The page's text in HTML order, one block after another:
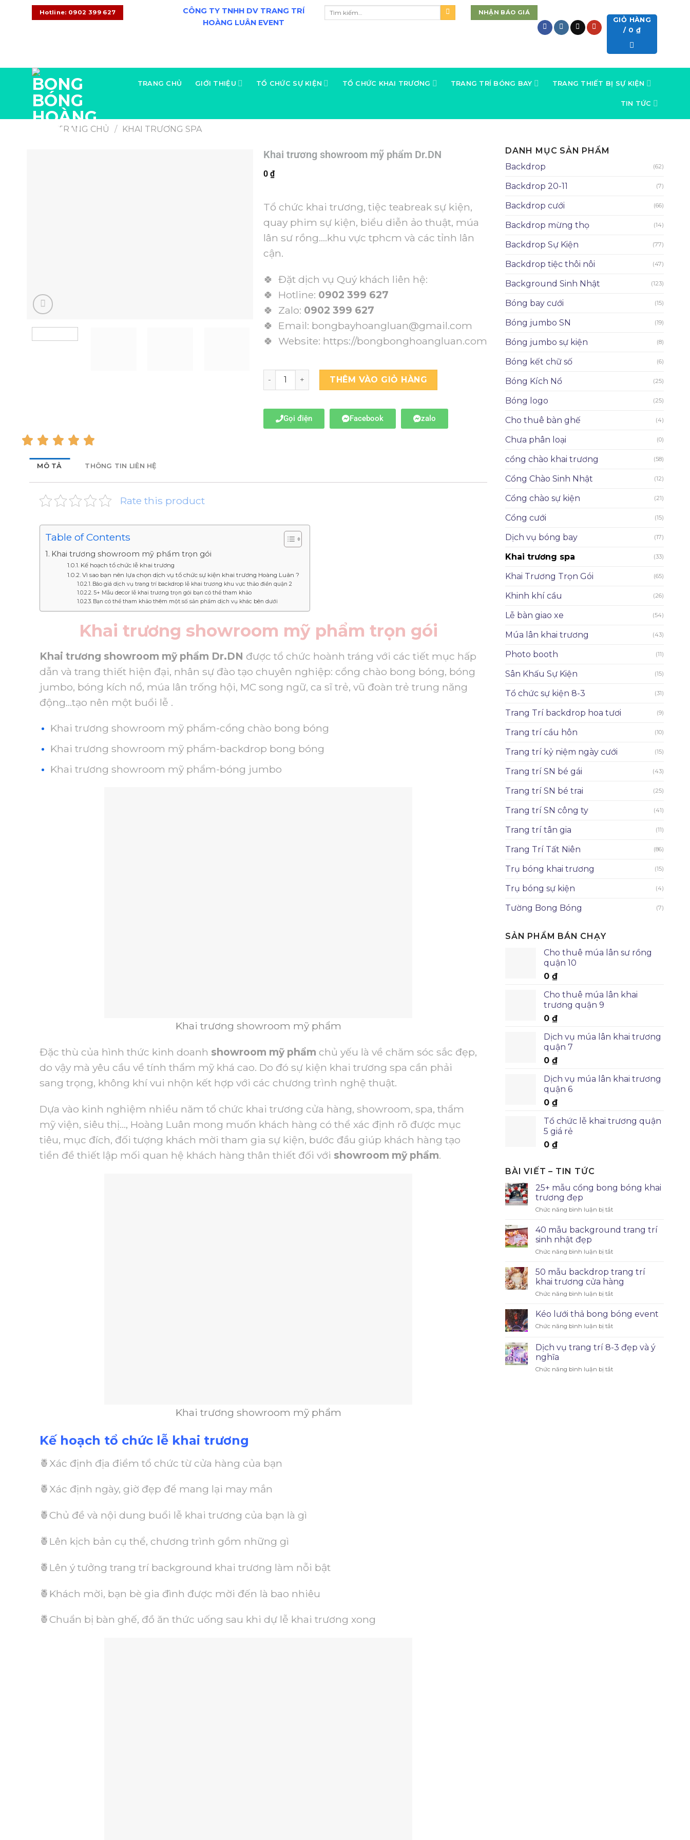
Hotline: 0902 399 627
CÔNG TY TNHH DV TRANG TRÍ
HOÀNG LUÂN EVENT
NHẬN BÁO GIÁ
GIỎ HÀNG
/ 0 ₫
TRANG CHỦ GIỚI THIỆU TỔ CHỨC SỰ KIỆN TỔ CHỨC KHAI TRƯƠNG TRANG TRÍ BÓNG BAY TRANG THIẾT BỊ SỰ KIỆN
TIN TỨC
TRANG CHỦ / KHAI TRƯƠNG SPA
Khai trương showroom mỹ phẩm Dr.DN
0 ₫
Tổ chức khai trương, tiệc teabreak sự kiện,
quay phim sự kiện, biểu diễn ảo thuật, múa
lân sư rồng….khu vực tphcm và các tỉnh lân
cận.
🍀 Đặt dịch vụ Quý khách liên hệ:
🍀 Hotline: 0902 399 627
🍀 Zalo: 0902 399 627
🍀 Email: bongbayhoangluan@gmail.com
🍀 Website: https://bongbonghoangluan.com
THÊM VÀO GIỎ HÀNG
Gọi điện Facebook zalo
MÔ TẢ THÔNG TIN LIÊN HỆ
Rate this product
Table of Contents
Khai trương showroom mỹ phẩm trọn gói
Kế hoạch tổ chức lễ khai trương
Vì sao bạn nên lựa chọn dịch vụ tổ chức sự kiện khai trương Hoàng Luân ?
Báo giá dịch vụ trang trí backdrop lễ khai trương khu vực thảo điền quận 2
5+ Mẫu decor lễ khai trương trọn gói bạn có thể tham khảo
Bạn có thể tham khảo thêm một số sản phẩm dịch vụ khác bên dưới
Khai trương showroom mỹ phẩm trọn gói
Khai trương showroom mỹ phẩm Dr.DN được tổ chức hoành tráng với các tiết mục hấp
dẫn và trang thiết hiện đại, nhân sự đào tạo chuyên nghiệp: cổng chào bong bóng, bóng
jumbo, bóng kích nổ, múa lân trống hội, MC song ngữ, ca sĩ trẻ, vũ đoàn trẻ trung năng
động…tạo nên một buổi lễ .
Khai trương showroom mỹ phẩm-cổng chào bong bóng
Khai trương showroom mỹ phẩm-backdrop bong bóng
Khai trương showroom mỹ phẩm-bóng jumbo
Khai trương showroom mỹ phẩm
Đặc thù của hình thức kinh doanh showroom mỹ phẩm chủ yếu là về chăm sóc sắc đẹp,
do vậy mà yêu cầu về tính thẩm mỹ khá cao. Do đó sự kiện khai trương spa cần phải
sang trọng, không khí vui nhộn kết hợp với các chương trình nghệ thuật.
Dựa vào kinh nghiệm nhiều năm tổ chức khai trương cửa hàng, showroom, spa, thẩm
mỹ viện, siêu thị…, Hoàng Luân mong muốn khách hàng có thể xác định rõ được mục
tiêu, mục đích, đối tượng khách mời tham gia sự kiện, bước đầu giúp khách hàng tạo
tiền đề thiết lập mối quan hệ khách hàng thân thiết đối với showroom mỹ phẩm.
Khai trương showroom mỹ phẩm
Kế hoạch tổ chức lễ khai trương
🍍Xác định địa điểm tổ chức từ cửa hàng của bạn
🍍Xác định ngày, giờ đẹp để mang lại may mắn
🍍Chủ đề và nội dung buổi lễ khai trương của bạn là gì
🍍Lên kịch bản cụ thể, chương trình gồm những gì
🍍Lên ý tưởng trang trí background khai trương làm nỗi bật
🍍Khách mời, bạn bè gia đình được mời đến là bao nhiêu
🍍Chuẩn bị bàn ghế, đồ ăn thức uống sau khi dự lễ khai trương xong
DANH MỤC SẢN PHẨM
Backdrop
(62)
Backdrop 20-11 (7)
Backdrop cưới (66)
Backdrop mừng thọ (14)
Backdrop Sự Kiện (77)
Backdrop tiệc thôi nôi (47)
Background Sinh Nhật (123)
Bóng bay cưới (15)
Bóng jumbo SN (19)
Bóng jumbo sự kiện (8)
Bóng kết chữ số (6)
Bóng Kích Nổ (25)
Bóng logo (25)
Cho thuê bàn ghế (4)
Chưa phân loại (0)
cổng chào khai trương (58)
Cổng Chào Sinh Nhật (12)
Cổng chào sự kiện (21)
Cổng cưới (15)
Dịch vụ bóng bay (17)
Khai trương spa (33)
Khai Trương Trọn Gói (65)
Khinh khí cầu (26)
Lễ bàn giao xe (54)
Múa lân khai trương (43)
Photo booth (11)
Sân Khấu Sự Kiện (15)
Tổ chức sự kiện 8-3 (31)
Trang Trí backdrop hoa tươi (9)
Trang trí cầu hôn (10)
Trang trí kỷ niệm ngày cưới (15)
Trang trí SN bé gái (43)
Trang trí SN bé trai (25)
Trang trí SN công ty (41)
Trang trí tân gia (11)
Trang Trí Tất Niên (86)
Trụ bóng khai trương (15)
Trụ bóng sự kiện (4)
Tường Bong Bóng (7)
SẢN PHẨM BÁN CHẠY
Cho thuê múa lân sư rồng
quận 10
0₫
Cho thuê múa lân khai
trương quận 9
0₫
Dịch vụ múa lân khai trương
quận 7
0₫
Dịch vụ múa lân khai trương
quận 6
0₫
Tổ chức lễ khai trương quận
5 giá rẻ
0₫
BÀI VIẾT – TIN TỨC
25+ mẫu cổng bong bóng khai
trương đẹp
Chức năng bình luận bị tắt
40 mẫu background trang trí
sinh nhật đẹp
Chức năng bình luận bị tắt
50 mẫu backdrop trang trí
khai trương cửa hàng
Chức năng bình luận bị tắt
Kéo lưới thả bong bóng event
Chức năng bình luận bị tắt
Dịch vụ trang trí 8-3 đẹp và ý
nghĩa
Chức năng bình luận bị tắt